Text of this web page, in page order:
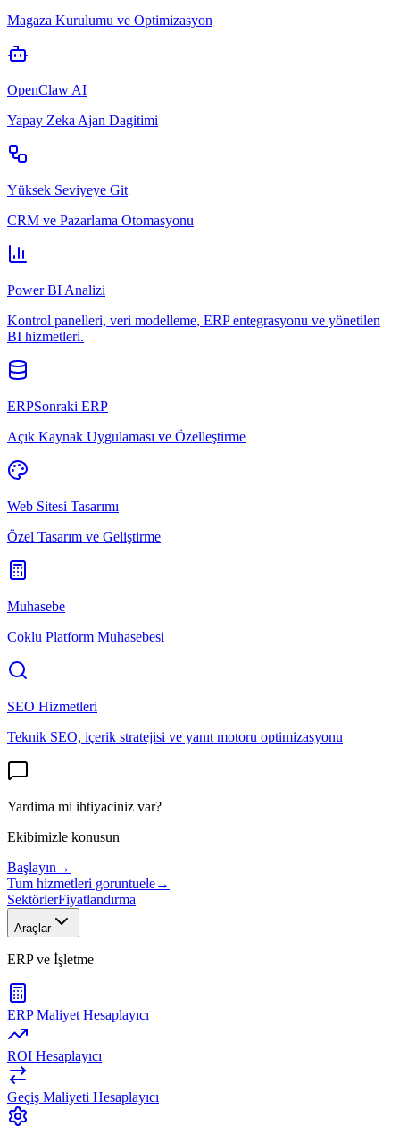
Magaza Kurulumu ve Optimizasyon
OpenClaw AI
Yapay Zeka Ajan Dagitimi
Yüksek Seviyeye Git
CRM ve Pazarlama Otomasyonu
Power BI Analizi
Kontrol panelleri, veri modelleme, ERP entegrasyonu ve yönetilen
BI hizmetleri.
ERPSonraki ERP
Açık Kaynak Uygulaması ve Özelleştirme
Web Sitesi Tasarımı
Özel Tasarım ve Geliştirme
Muhasebe
Coklu Platform Muhasebesi
SEO Hizmetleri
Teknik SEO, içerik stratejisi ve yanıt motoru optimizasyonu
Yardima mi ihtiyaciniz var?
Ekibimizle konusun
Başlayın →
Tum hizmetleri goruntuele→
SektörlerFiyatlandırma
Araçlar
ERP ve İşletme
ERP Maliyet Hesaplayıcı
ROI Hesaplayıcı
Geçiş Maliyeti Hesaplayıcı